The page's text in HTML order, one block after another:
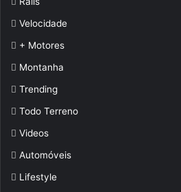
Velocidade
+ Motores
Montanha
Trending
Todo Terreno
Videos
Automóveis
Lifestyle